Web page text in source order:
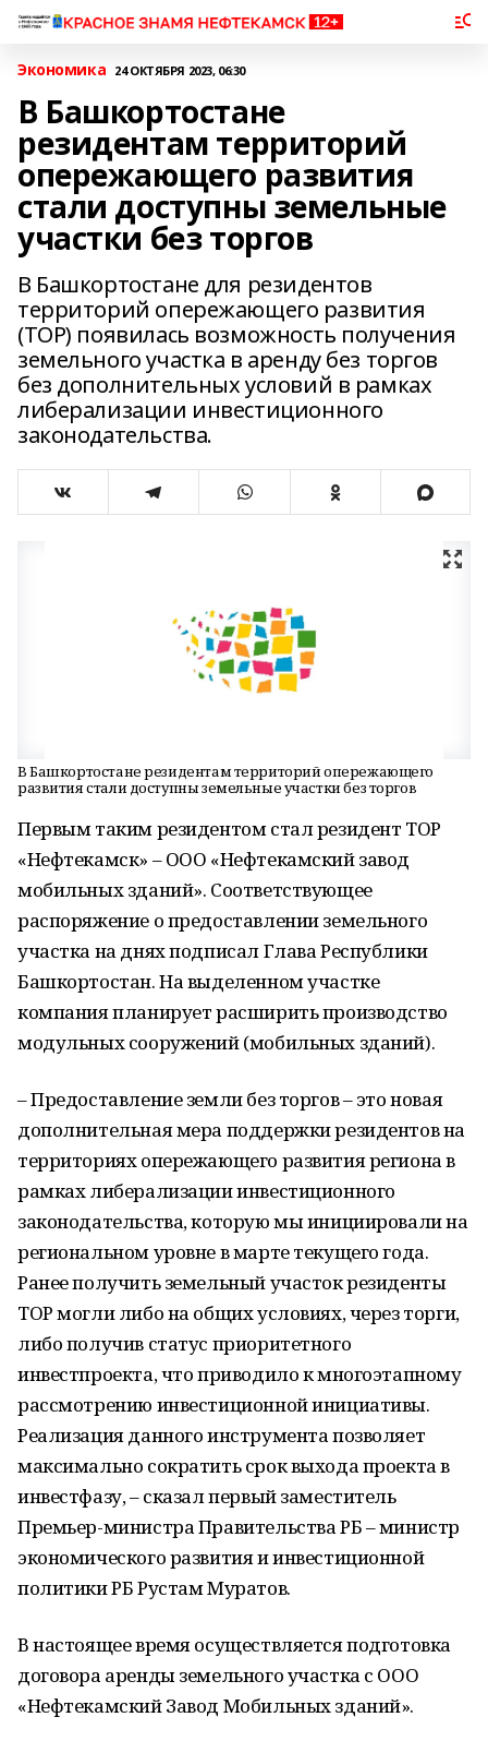
Экономика 24 ОКТЯБРЯ 2023, 06:30
В Башкортостане
резидентам территорий
опережающего развития
стали доступны земельные
участки без торгов
В Башкортостане для резидентов
территорий опережающего развития
(ТОР) появилась возможность получения
земельного участка в аренду без торгов
без дополнительных условий в рамках
либерализации инвестиционного
законодательства.
В Башкортостане резидентам территорий опережающего
развития стали доступны земельные участки без торгов
Первым таким резидентом стал резидент ТОР
«Нефтекамск» – ООО «Нефтекамский завод
мобильных зданий». Соответствующее
распоряжение о предоставлении земельного
участка на днях подписал Глава Республики
Башкортостан. На выделенном участке
компания планирует расширить производство
модульных сооружений (мобильных зданий).
– Предоставление земли без торгов – это новая
дополнительная мера поддержки резидентов на
территориях опережающего развития региона в
рамках либерализации инвестиционного
законодательства, которую мы инициировали на
региональном уровне в марте текущего года.
Ранее получить земельный участок резиденты
ТОР могли либо на общих условиях, через торги,
либо получив статус приоритетного
инвестпроекта, что приводило к многоэтапному
рассмотрению инвестиционной инициативы.
Реализация данного инструмента позволяет
максимально сократить срок выхода проекта в
инвестфазу, – сказал первый заместитель
Премьер-министра Правительства РБ – министр
экономического развития и инвестиционной
политики РБ Рустам Муратов.
В настоящее время осуществляется подготовка
договора аренды земельного участка с ООО
«Нефтекамский Завод Мобильных зданий».